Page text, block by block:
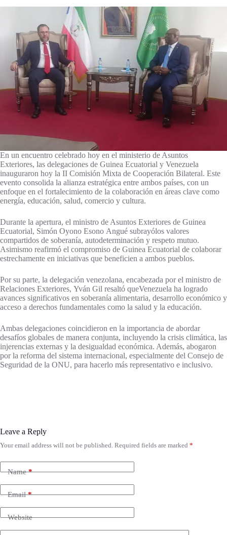
En un encuentro celebrado hoy en el ministerio de Asuntos
Exteriores, las delegaciones de Guinea Ecuatorial y Venezuela
inauguraron hoy la II Comisión Mixta de Cooperación Bilateral. Este
evento consolida la alianza estratégica entre ambos países, con un
enfoque en el fortalecimiento de la colaboración en áreas clave como
energía, educación, salud, comercio y cultura.
Durante la apertura, el ministro de Asuntos Exteriores de Guinea
Ecuatorial, Simón Oyono Esono Angué subrayólos valores
compartidos de soberanía, autodeterminación y respeto mutuo.
Asimismo reafirmó el compromiso de Guinea Ecuatorial de colaborar
estrechamente en iniciativas que beneficien a ambos pueblos.
Por su parte, la delegación venezolana, encabezada por el ministro de
Relaciones Exteriores, Yván Gil resaltó queVenezuela ha logrado
avances significativos en soberanía alimentaria, desarrollo económico y
acceso a derechos fundamentales como la salud y la educación.
Ambas delegaciones coincidieron en la importancia de abordar
desafíos globales de manera conjunta, incluyendo la crisis climática, las
injerencias externas y la desigualdad económica. Además, abogaron
por la reforma del sistema internacional, especialmente del Consejo de
Seguridad de la ONU, para hacerlo más representativo e inclusivo.
Leave a Reply
Your email address will not be published. Required fields are marked *
Name*
Email*
Website